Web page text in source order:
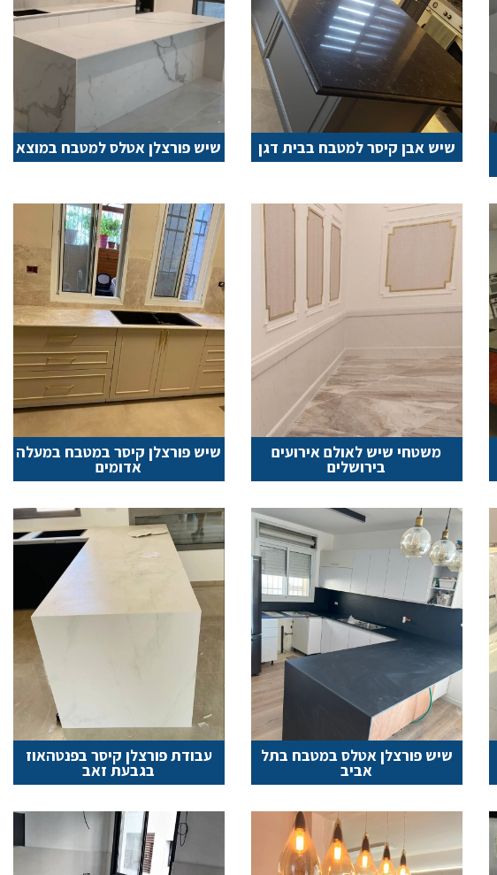
שיש אבן קיסר למטבח בבית דגן שיש פורצלן אטלס למטבח במוצא
משטחי שיש לאולם אירועים
בירושלים
שיש פורצלן קיסר במטבח במעלה
אדומים
שיש פורצלן אטלס במטבח בתל
אביב
עבודת פורצלן קיסר בפנטהאוז
בגבעת זאב